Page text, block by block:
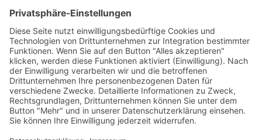
6 Jahre North IT Group!
Wir möchten mit Ihnen ein frohes Ereignis teilen,
North IT Group ist 6 Jahre alt. Ohne unsere
Kunden und unser Team hätten wir nicht die
Erfolge erzielt, die wir jetzt haben!